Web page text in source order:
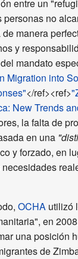
entre un
personas no
manera
y
mandato
Migration into
</ref><ref>
New Trends
la falta de
en una
y forzado, en
OCHA utilizó
en
una posición
de